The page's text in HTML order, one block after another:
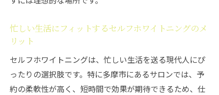
忙しい生活にフィットするセルフホワイトニングのメ
リット
セルフホワイトニングは、忙しい生活を送る現代人にぴ
ったりの選択肢です。特に多摩市にあるサロンでは、予
約の柔軟性が高く、短時間で効果が期待できるため、仕